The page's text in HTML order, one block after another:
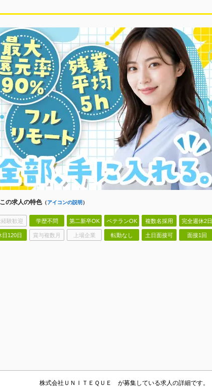
この求人の特色（アイコンの説明）
経験歓迎 学歴不問 第二新卒OK ベテランOK 複数名採用 完全週休2日
日120日 賞与複数月 上場企業 転勤なし 土日面接可 面接1回
株式会社ＵＮＩＴＥＱＵＥ が募集している求人の詳細です。